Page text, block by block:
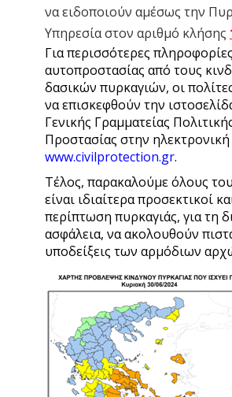
να ειδοποιούν αμέσως την
Υπηρεσία στον αριθμό κλήσης
Για περισσότερες
αυτοπροστασίας από τους
δασικών πυρκαγιών, οι
να επισκεφθούν την
Γενικής Γραμματείας
Προστασίας στην
www.civilprotection.gr.
Τέλος, παρακαλούμε όλους
είναι ιδιαίτερα προσεκτικοί
περίπτωση πυρκαγιάς, για τη
ασφάλεια, να ακολουθούν
υποδείξεις των αρμόδιων